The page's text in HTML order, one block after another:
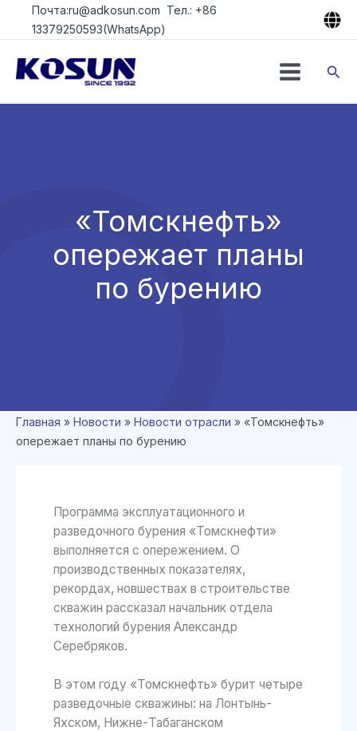
ПерейтиПочта:ru@adkosun.com Тел.: +86
13379250593(WhatsApp)
«Томскнефть»
опережает планы
по бурению
Главная » Новости » Новости отрасли » «Томскнефть»
опережает планы по бурению
Программа эксплуатационного и
разведочного бурения «Томскнефти»
выполняется с опережением. О
производственных показателях,
рекордах, новшествах в строительстве
скважин рассказал начальник отдела
технологий бурения Александр
Серебряков.
В этом году «Томскнефть» бурит четыре
разведочные скважины: на Лонтынь-
Яхском, Нижне-Табаганском